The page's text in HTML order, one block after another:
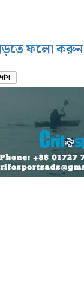
পড়তে ফলো করুন